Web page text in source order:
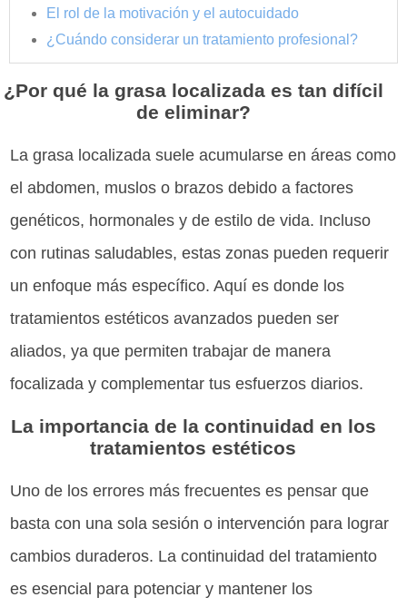
El rol de la motivación y el autocuidado
¿Cuándo considerar un tratamiento profesional?
¿Por qué la grasa localizada es tan difícil
de eliminar?
La grasa localizada suele acumularse en áreas como
el abdomen, muslos o brazos debido a factores
genéticos, hormonales y de estilo de vida. Incluso
con rutinas saludables, estas zonas pueden requerir
un enfoque más específico. Aquí es donde los
tratamientos estéticos avanzados pueden ser
aliados, ya que permiten trabajar de manera
focalizada y complementar tus esfuerzos diarios.
La importancia de la continuidad en los
tratamientos estéticos
Uno de los errores más frecuentes es pensar que
basta con una sola sesión o intervención para lograr
cambios duraderos. La continuidad del tratamiento
es esencial para potenciar y mantener los